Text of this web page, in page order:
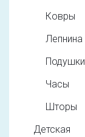
Ковры
Лепнина
Подушки
Часы
Шторы
Детская